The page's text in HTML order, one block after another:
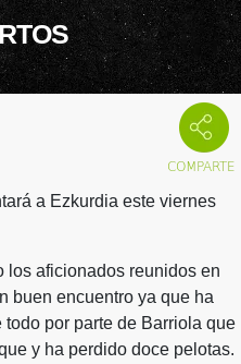
a Ezkurdia este viernes
los aficionados reunidos en
buen encuentro ya que ha
por parte de Barriola que
y ha perdido doce pelotas.